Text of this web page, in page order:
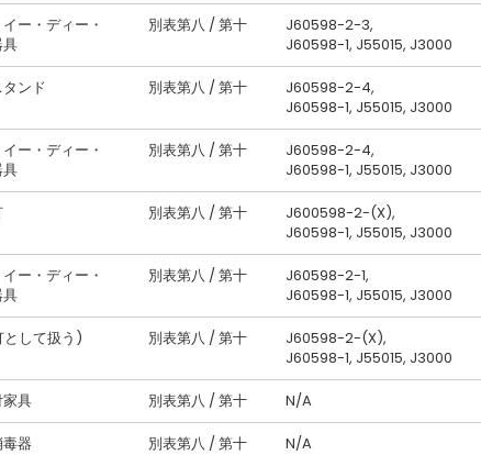
ー・ディー・
具
別表第八 / 第十
J60598-2-3,
J60598-1, J55015, J3000
ンド 別表第八 / 第十
J60598-2-4,
J60598-1, J55015, J3000
ー・ディー・
具
別表第八 / 第十
J60598-2-4,
J60598-1, J55015, J3000
別表第八 / 第十
J600598-2-(X),
J60598-1, J55015, J3000
ー・ディー・
具
別表第八 / 第十
J60598-2-1,
J60598-1, J55015, J3000
として扱う) 別表第八 / 第十
J60598-2-(X),
J60598-1, J55015, J3000
具 別表第八 / 第十 N/A
器 別表第八 / 第十 N/A